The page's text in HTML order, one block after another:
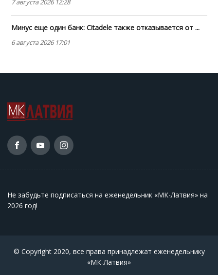
7 августа 2026 12:28
Минус еще один банк: Citadele также отказывается от ...
6 августа 2026 17:01
Не забудьте подписаться на еженедельник «МК-Латвия» на
2026 год!
© Copyright 2020, все права принадлежат еженедельнику
«МК-Латвия»